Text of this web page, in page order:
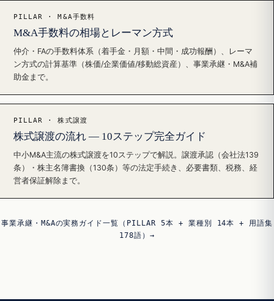
PILLAR · M&A手数料
M&A手数料の相場とレーマン方式
仲介・FAの手数料体系（着手金・月額・中間・成功報酬）、レーマ
ン方式の計算基準（株価/企業価値/移動総資産）、事業承継・M&A補
助金まで。
PILLAR · 株式譲渡
株式譲渡の流れ — 10ステップ完全ガイド
中小M&A主流の株式譲渡を10ステップで解説。譲渡承認（会社法139
条）・株主名簿書換（130条）等の法定手続き、必要書類、税務、経
営者保証解除まで。
事業承継・M&Aの実務ガイド一覧（PILLAR 5本 + 業種別 14本 + 用語集
178語）→